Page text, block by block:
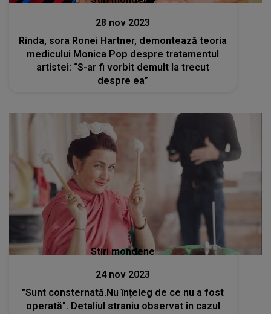
28 nov 2023
Rinda, sora Ronei Hartner, demontează teoria
medicului Monica Pop despre tratamentul
artistei: “S-ar fi vorbit demult la trecut
despre ea”
Stiri mondene
24 nov 2023
"Sunt consternată.Nu înțeleg de ce nu a fost
operată". Detaliul straniu observat în cazul